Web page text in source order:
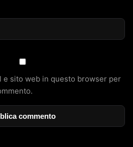
e sito web in questo browser per